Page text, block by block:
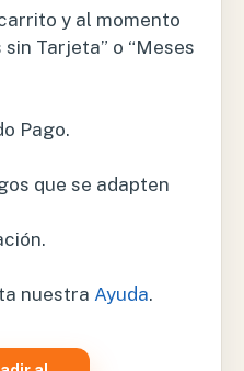
y al momento
Tarjeta” o “Meses
Pago.
que se adapten
nuestra Ayuda.